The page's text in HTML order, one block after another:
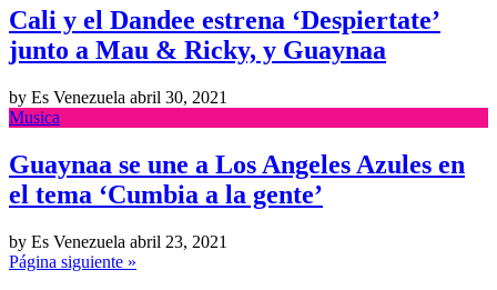
Cali y el Dandee estrena ‘Despiertate’
junto a Mau & Ricky, y Guaynaa
by Es Venezuela abril 30, 2021
Musica
Guaynaa se une a Los Angeles Azules en
el tema ‘Cumbia a la gente’
by Es Venezuela abril 23, 2021
Página siguiente »